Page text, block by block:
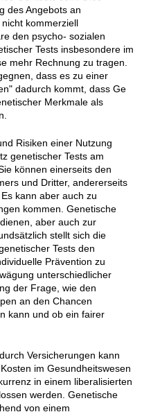
des Angebots an
kommerziell
den psycho- sozialen
Tests insbesondere im
mehr Rechnung zu tragen.
dass es zu einer
dadurch kommt, dass Ge
Merkmale als
Risiken einer Nutzung
genetischer Tests am
können einerseits den
und Dritter, andererseits
kann aber auch zu
kommen. Genetische
aber auch zur
stellt sich die
Tests den
Prävention zu
unterschiedlicher
der Frage, wie den
an den Chancen
kann und ob ein fairer
Versicherungen kann
im Gesundheitswesen
in einem liberalisierten
werden. Genetische
von einem